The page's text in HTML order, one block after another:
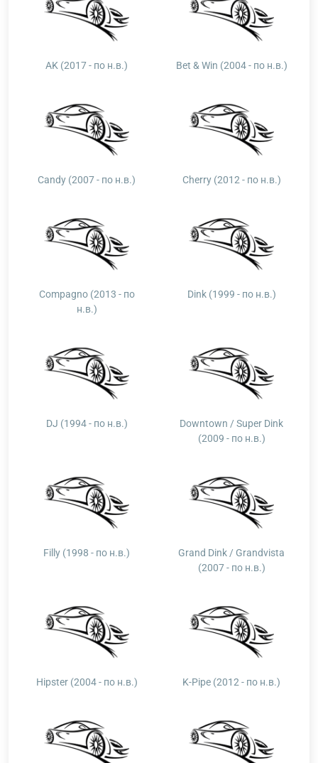
AK (2017 - по н.в.) Bet & Win (2004 - по н.в.)
Candy (2007 - по н.в.) Cherry (2012 - по н.в.)
Compagno (2013 - по
н.в.)
Dink (1999 - по н.в.)
DJ (1994 - по н.в.)
Downtown / Super Dink
(2009 - по н.в.)
Filly (1998 - по н.в.)
Grand Dink / Grandvista
(2007 - по н.в.)
Hipster (2004 - по н.в.) K-Pipe (2012 - по н.в.)